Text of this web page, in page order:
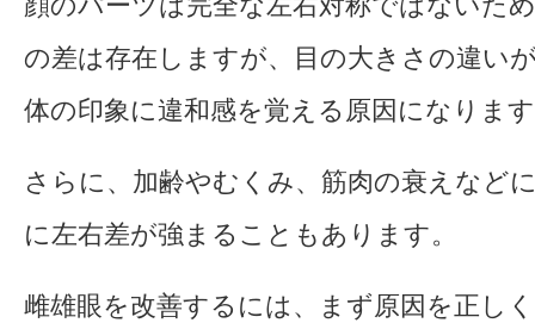
の差は存在しますが、目の大きさの違い
体の印象に違和感を覚える原因になりま
さらに、加齢やむくみ、筋肉の衰えなど
に左右差が強まることもあります。
雌雄眼を改善するには、まず原因を正し